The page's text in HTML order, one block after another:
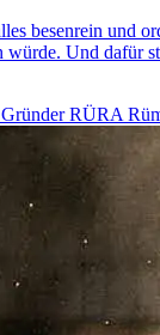
besenrein und
würde. Und dafür